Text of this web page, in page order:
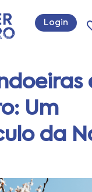
Login
Um
da